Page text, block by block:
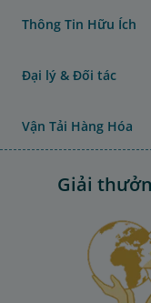
Thông Tin Hữu Ích
Đại lý & Đối tác
Vận Tải Hàng Hóa
Giải